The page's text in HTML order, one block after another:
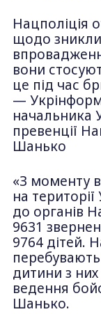
Нацполіція
щодо
вони
це під час
—
начальника
превенції
Шанько
«З моменту
на
до органів
9631
9764 дітей.
дитини з них
ведення
Шанько.